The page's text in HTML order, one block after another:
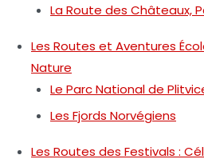
La Route des Châteaux,
Les Routes et Aventures
Nature
Le Parc National de
Les Fjords Norvégiens
Les Routes des Festivals :